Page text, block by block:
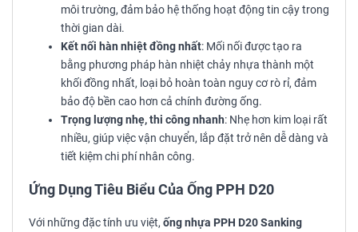
môi trường, đảm bảo hệ thống hoạt động tin cậy trong
thời gian dài.
Kết nối hàn nhiệt đồng nhất: Mối nối được tạo ra
bằng phương pháp hàn nhiệt chảy nhựa thành một
khối đồng nhất, loại bỏ hoàn toàn nguy cơ rò rỉ, đảm
bảo độ bền cao hơn cả chính đường ống.
Trọng lượng nhẹ, thi công nhanh: Nhẹ hơn kim loại rất
nhiều, giúp việc vận chuyển, lắp đặt trở nên dễ dàng và
tiết kiệm chi phí nhân công.
Ứng Dụng Tiêu Biểu Của Ống PPH D20
Với những đặc tính ưu việt, ống nhựa PPH D20 Sanking